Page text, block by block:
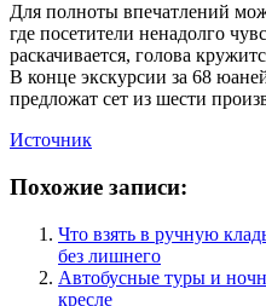
Для полноты впечатлений
где посетители ненадолго
раскачивается, голова
В конце экскурсии за 68
предложат сет из шести
Источник
Похожие записи:
Что взять в ручную
без лишнего
Автобусные туры и
кресле